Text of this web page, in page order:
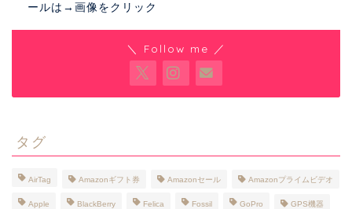
ールは→画像をクリック
＼ Follow me ／
タグ
AirTag Amazonギフト券 Amazonセール Amazonプライムビデオ
Apple BlackBerry Felica Fossil GoPro GPS機器